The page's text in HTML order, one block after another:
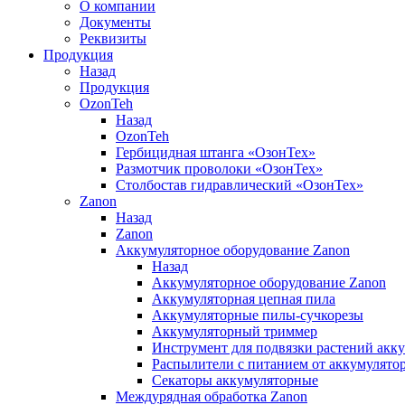
О компании
Документы
Реквизиты
Продукция
Назад
Продукция
OzonTeh
Назад
OzonTeh
Гербицидная штанга «ОзонТех»
Размотчик проволоки «ОзонТех»
Столбостав гидравлический «ОзонТех»
Zanon
Назад
Zanon
Аккумуляторное оборудование Zanon
Назад
Аккумуляторное оборудование Zanon
Аккумуляторная цепная пила
Аккумуляторные пилы-сучкорезы
Аккумуляторный триммер
Инструмент для подвязки растений
Распылители с питанием от
Секаторы аккумуляторные
Междурядная обработка Zanon